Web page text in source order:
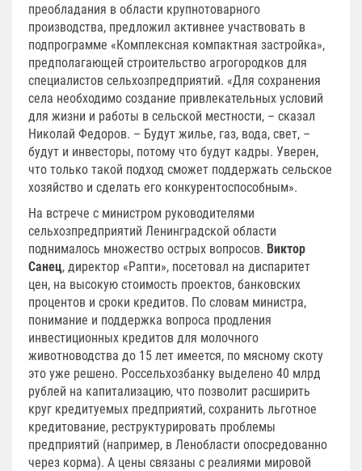
преобладания в области крупнотоварного
производства, предложил активнее участвовать в
подпрограмме «Комплексная компактная застройка»,
предполагающей строительство агрогородков для
специалистов сельхозпредприятий. «Для сохранения
села необходимо создание привлекательных условий
для жизни и работы в сельской местности, – сказал
Николай Федоров. – Будут жилье, газ, вода, свет, –
будут и инвесторы, потому что будут кадры. Уверен,
что только такой подход сможет поддержать сельское
хозяйство и сделать его конкурентоспособным».
На встрече с министром руководителями
сельхозпредприятий Ленинградской области
поднималось множество острых вопросов. Виктор
Санец, директор «Рапти», посетовал на диспаритет
цен, на высокую стоимость проектов, банковских
процентов и сроки кредитов. По словам министра,
понимание и поддержка вопроса продления
инвестиционных кредитов для молочного
животноводства до 15 лет имеется, по мясному скоту
это уже решено. Россельхозбанку выделено 40 млрд
рублей на капитализацию, что позволит расширить
круг кредитуемых предприятий, сохранить льготное
кредитование, реструктурировать проблемы
предприятий (например, в Ленобласти опосредованно
через корма). А цены связаны с реалиями мировой